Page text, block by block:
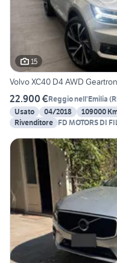
15
Volvo XC40 D4 AWD
22.900 €Reggio nell'Emilia (
Usato
04/2018 109000
Rivenditore FD MOTORS DI